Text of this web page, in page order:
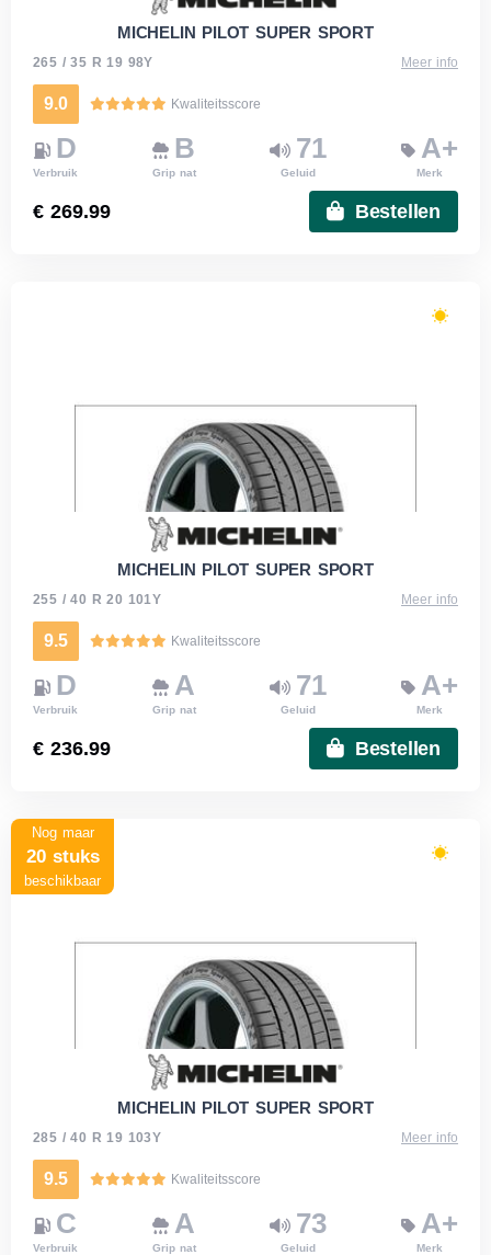
MICHELIN PILOT SUPER SPORT
265 / 35 R 19 98Y Meer info
9.0 Kwaliteitsscore
D
Verbruik
B
Grip nat
71
Geluid
A+
Merk
€ 269.99 Bestellen
MICHELIN PILOT SUPER SPORT
255 / 40 R 20 101Y Meer info
9.5 Kwaliteitsscore
D
Verbruik
A
Grip nat
71
Geluid
A+
Merk
€ 236.99 Bestellen
Nog maar
20 stuks
beschikbaar
MICHELIN PILOT SUPER SPORT
285 / 40 R 19 103Y Meer info
9.5 Kwaliteitsscore
C
Verbruik
A
Grip nat
73
Geluid
A+
Merk